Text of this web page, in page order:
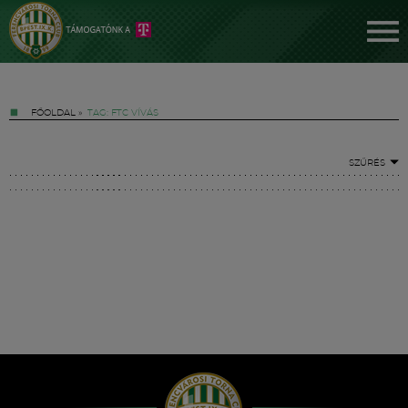
FŐOLDAL » TAG: FTC VÍVÁS
SZŰRÉS
Hírek